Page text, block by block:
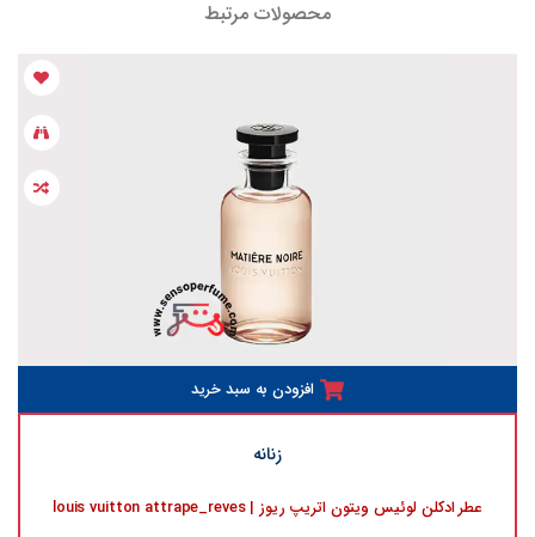
محصولات مرتبط
افزودن به سبد خرید
زنانه
عطر ادکلن لوئیس ویتون اتریپ ریوز | louis vuitton attrape_reves